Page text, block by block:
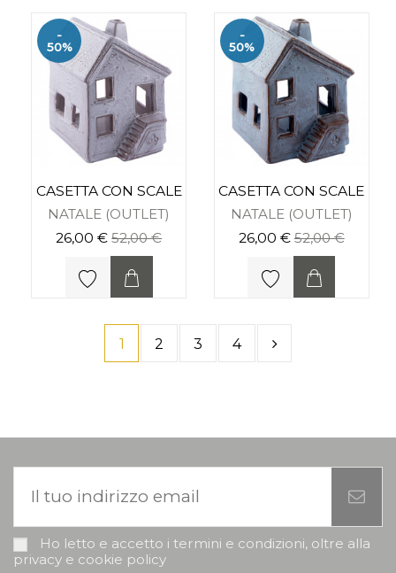
-
50%
CASETTA CON SCALE
NATALE (OUTLET)
26,00 €52,00 €
-
50%
CASETTA CON SCALE
NATALE (OUTLET)
26,00 €52,00 €
1 2 3 4
Ho letto e accetto i termini e condizioni, oltre alla
privacy e cookie policy